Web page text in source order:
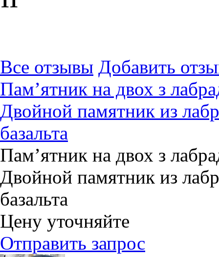
Все отзывы Добавить
Пам’ятник на двох з
Двойной памятник из
базальта
Пам’ятник на двох з
Двойной памятник из
базальта
Цену уточняйте
Отправить запрос